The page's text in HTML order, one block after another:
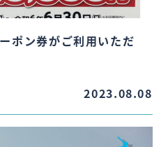
ポン券がご利用いただ
2023.08.08